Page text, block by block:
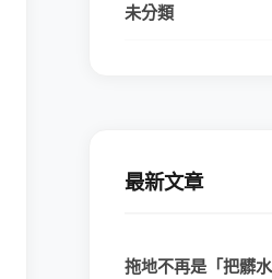
未分類
最新文章
拖地不再是「把髒